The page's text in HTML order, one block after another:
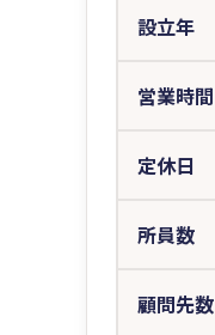
設立年
営業時間
定休日
所員数
顧問先数